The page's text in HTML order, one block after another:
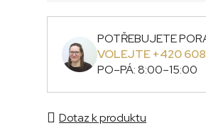
POTŘEBUJETE
VOLEJTE +420
PO–PÁ: 8:00–15:00
Dotaz k produktu